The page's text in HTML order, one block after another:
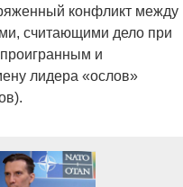
конфликт между
считающими дело при
и
лидера «ослов»